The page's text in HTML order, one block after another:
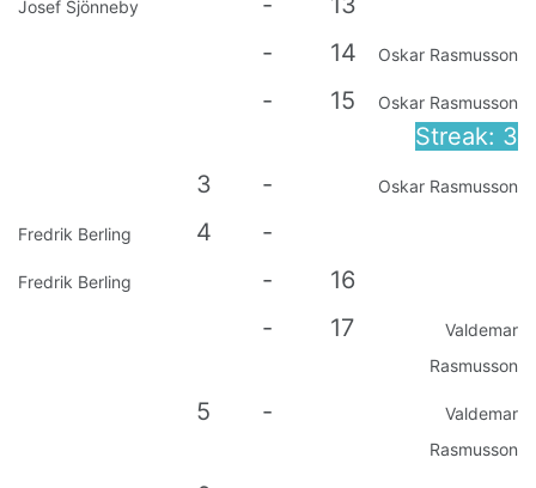
Josef Sjönneby
-
14 Oskar Rasmusson
- 15 Oskar Rasmusson
Streak: 3
3
- Oskar Rasmusson
Fredrik Berling 4 -
Fredrik Berling -
16
-
17
Valdemar
Rasmusson
5 -
Valdemar
Rasmusson